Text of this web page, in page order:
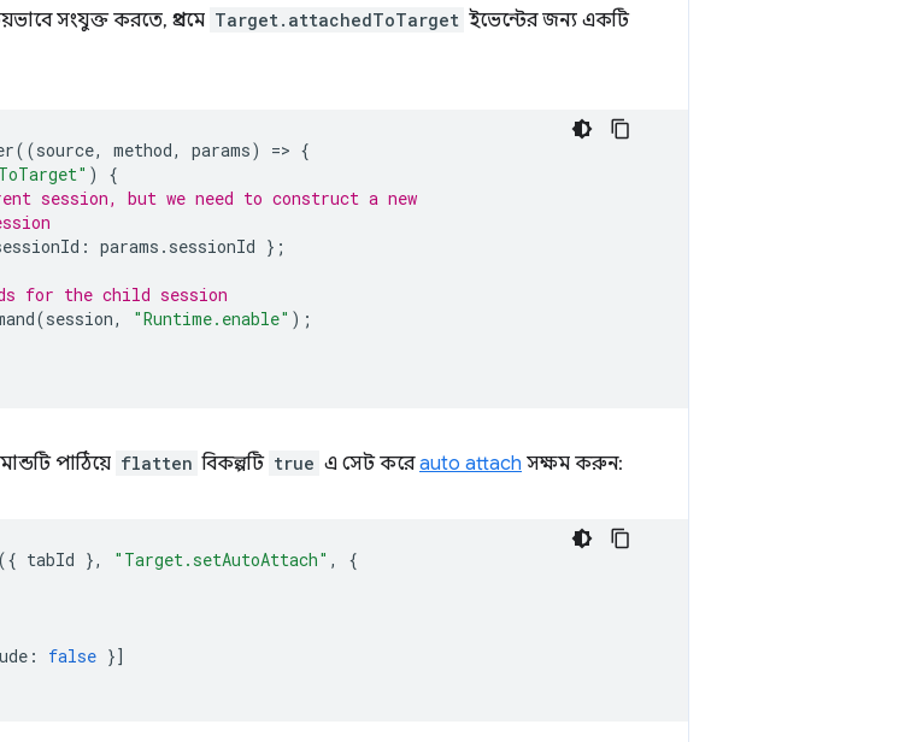
সংযুক্ত করতে, প্রথমে Target.attachedToTarget ইভেন্টের জন্য একটি
((source, method, params) => {
)
{
session, but we need to construct a new
: params . sessionId };
for the child session
(session, "Runtime.enable" );
পাঠিয়ে flatten বিকল্পটি true এ সেট করেauto attach সক্ষম করুন:
({ tabId }, "Target.setAutoAttach" ,
{
: false }]